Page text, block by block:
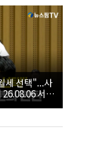
세 선택"...사
서울